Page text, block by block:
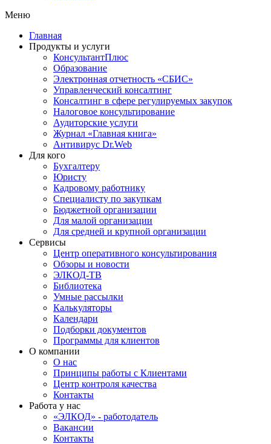
Меню
Главная
Продукты и услуги
КонсультантПлюс
Образование
Электронная отчетность «СБИС»
Управленческий консалтинг
Консалтинг в сфере регулируемых закупок
Налоговое консультирование
Аудиторские услуги
Журнал «Главная книга»
Антивирус Dr.Web
Для кого
Бухгалтеру
Юристу
Кадровому работнику
Специалисту по закупкам
Бюджетной организации
Для малой организации
Для средней и крупной организации
Сервисы
Центр оперативного консультирования
Обзоры и новости
ЭЛКОД-ТВ
Библиотека
Умные рассылки
Калькуляторы
Календари
Подборки документов
Программы для клиентов
О компании
О нас
Принципы работы с Клиентами
Центр контроля качества
Контакты
Работа у нас
«ЭЛКОД» - работодатель
Вакансии
Контакты